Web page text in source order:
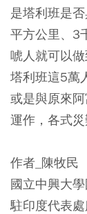
是塔利班是
平方公里、3
唬人就可以
塔利班這5萬
或是與原來
運作，各式災
作者_陳牧民
國立中興大
駐印度代表處